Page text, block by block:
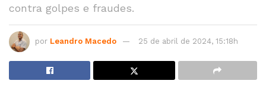
contra golpes e fraudes.
por Leandro Macedo 25 de abril de 2024, 15:18h